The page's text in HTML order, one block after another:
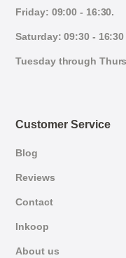
Friday: 09:00 - 16:30.
Saturday: 09:30 - 16:30
Tuesday through
Customer Service
Blog
Reviews
Contact
Inkoop
About us